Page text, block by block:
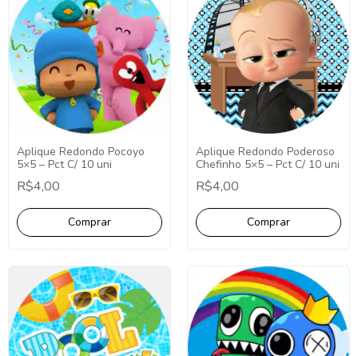
Aplique Redondo Pocoyo
5×5 – Pct C/ 10 uni
R$4,00
Aplique Redondo Poderoso
Chefinho 5×5 – Pct C/ 10 uni
R$4,00